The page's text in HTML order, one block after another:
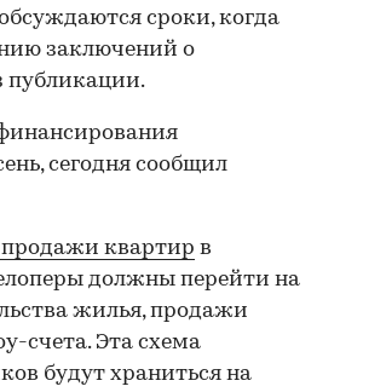
сроки, когда
заключений о
публикации.
сегодня сообщил
продажи квартир в
должны перейти на
жилья, продажи
счета. Эта схема
будут храниться на